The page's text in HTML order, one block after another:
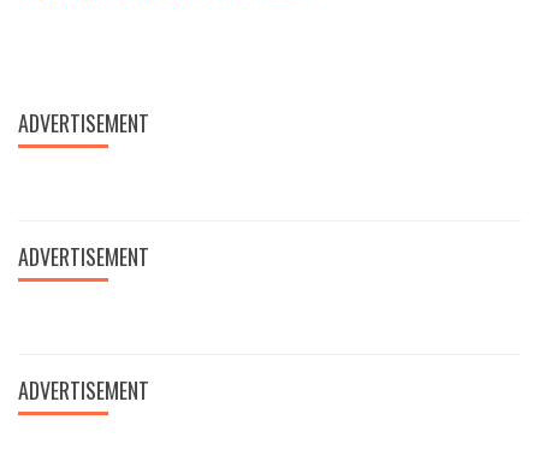
ADVERTISEMENT
ADVERTISEMENT
ADVERTISEMENT